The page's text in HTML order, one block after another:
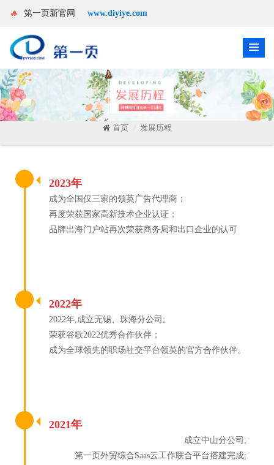
🔥 第一页新官网 www.diyiye.com
首页 发展历程
2023年
成为全国仅三家的领英广告代理商；
再度荣获国家高新技术企业认证；
品牌出海门户站再次荣获商务局和出口企业的认可
2022年
2022年,成立无锡、珠海分公司;
荣获谷歌2022优秀合作伙伴；
成为全球领先的职场社交平台领英的官方合作伙伴。
2021年
成立中山分公司;
第一页外贸综合Saas云工作联合平台搭建完成;